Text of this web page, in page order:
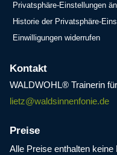
Privatsphäre-Einstellungen
Historie der Privatsphäre-
Einwilligungen widerrufen
Kontakt
WALDWOHL® Trainerin
lietz@waldsinnenfonie.de
Preise
Alle Preise enthalten